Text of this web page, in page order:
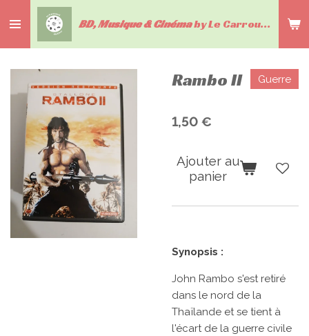
au
contenu
BD, Musique & Cinémaby Le Carrousel du livre
Rambo II Guerre
1,50 €
Ajouter au
panier
Synopsis :
John Rambo s'est retiré
dans le nord de la
Thaïlande et se tient à
l'écart de la guerre civile